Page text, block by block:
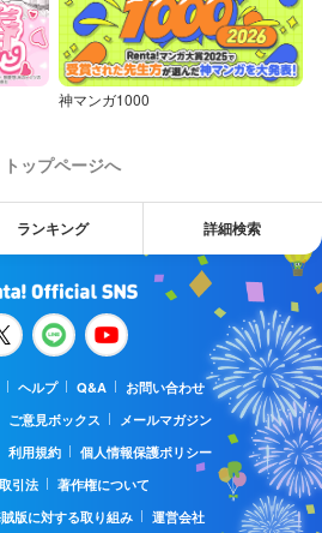
神マンガ1000
トップページへ
ランキング 詳細検索
ヘルプ Q&A
お問い合わせ
ご意見ボックス
メールマガジン
利用規約
個人情報保護ポリシー
引法
著作権について
版に対する取り組み 運営会社